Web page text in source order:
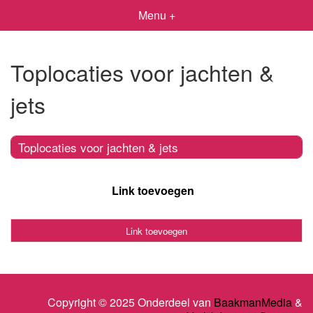
Menu +
Toplocaties voor jachten &
jets
Toplocaties voor jachten & jets
Link toevoegen
Link toevoegen
Copyright © 2025 Onderdeel van BaakmanMedia&